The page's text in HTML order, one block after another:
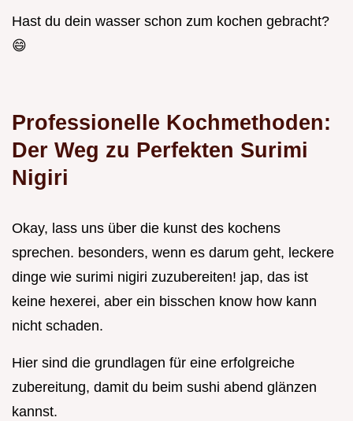
Hast du dein wasser schon zum kochen gebracht?
😄
Professionelle Kochmethoden:
Der Weg zu Perfekten Surimi
Nigiri
Okay, lass uns über die kunst des kochens
sprechen. besonders, wenn es darum geht, leckere
dinge wie surimi nigiri zuzubereiten! jap, das ist
keine hexerei, aber ein bisschen know how kann
nicht schaden.
Hier sind die grundlagen für eine erfolgreiche
zubereitung, damit du beim sushi abend glänzen
kannst.